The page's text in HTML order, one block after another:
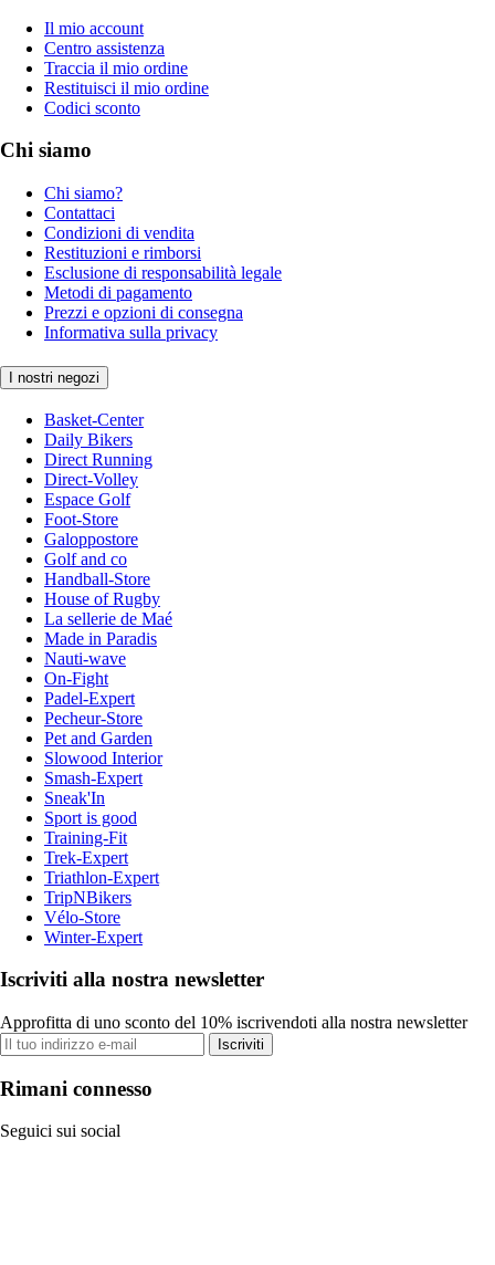
Il mio account
Centro assistenza
Traccia il mio ordine
Restituisci il mio ordine
Codici sconto
Chi siamo
Chi siamo?
Contattaci
Condizioni di vendita
Restituzioni e rimborsi
Esclusione di responsabilità legale
Metodi di pagamento
Prezzi e opzioni di consegna
Informativa sulla privacy
I nostri negozi
Basket-Center
Daily Bikers
Direct Running
Direct-Volley
Espace Golf
Foot-Store
Galoppostore
Golf and co
Handball-Store
House of Rugby
La sellerie de Maé
Made in Paradis
Nauti-wave
On-Fight
Padel-Expert
Pecheur-Store
Pet and Garden
Slowood Interior
Smash-Expert
Sneak'In
Sport is good
Training-Fit
Trek-Expert
Triathlon-Expert
TripNBikers
Vélo-Store
Winter-Expert
Iscriviti alla nostra newsletter
Approfitta di uno sconto del 10% iscrivendoti alla nostra newsletter
Iscriviti
Rimani connesso
Seguici sui social